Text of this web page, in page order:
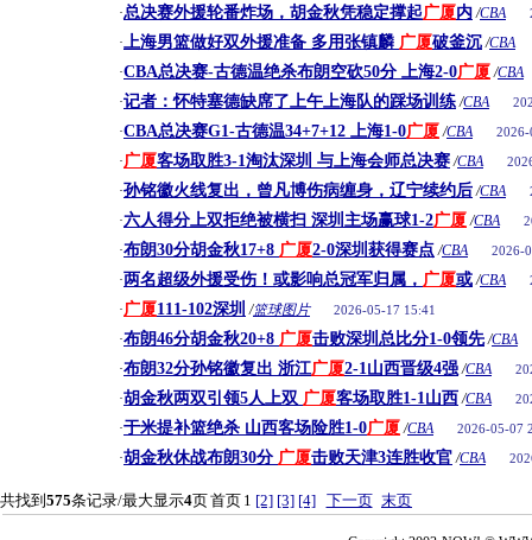
·总决赛外援轮番炸场，胡金秋凭稳定撑起广厦内 /CBA
·上海男篮做好双外援准备 多用张镇麟 广厦破釜沉 /CBA
·CBA总决赛-古德温绝杀布朗空砍50分 上海2-0广厦 /CBA
·记者：怀特塞德缺席了上午上海队的踩场训练 /CBA
·CBA总决赛G1-古德温34+7+12 上海1-0广厦 /CBA 2026-
·广厦客场取胜3-1淘汰深圳 与上海会师总决赛 /CBA
·孙铭徽火线复出，曾凡博伤病缠身，辽宁续约后 /CBA
·六人得分上双拒绝被横扫 深圳主场赢球1-2广厦 /CBA
·布朗30分胡金秋17+8 广厦2-0深圳获得赛点 /CBA 2026-
·两名超级外援受伤！或影响总冠军归属， 广厦或 /CBA
·广厦111-102深圳 /篮球图片 2026-05-17 15:41
·布朗46分胡金秋20+8 广厦击败深圳总比分1-0领先 /CBA
·布朗32分孙铭徽复出 浙江广厦2-1山西晋级4强 /CBA
·胡金秋两双引领5人上双 广厦客场取胜1-1山西 /CBA
·于米提补篮绝杀 山西客场险胜1-0广厦 /CBA 2026-05-07
·胡金秋休战布朗30分 广厦击败天津3连胜收官 /CBA
共找到 575条记录/最大显示4页首页 1 [2] [3] [4] 下一页 末页